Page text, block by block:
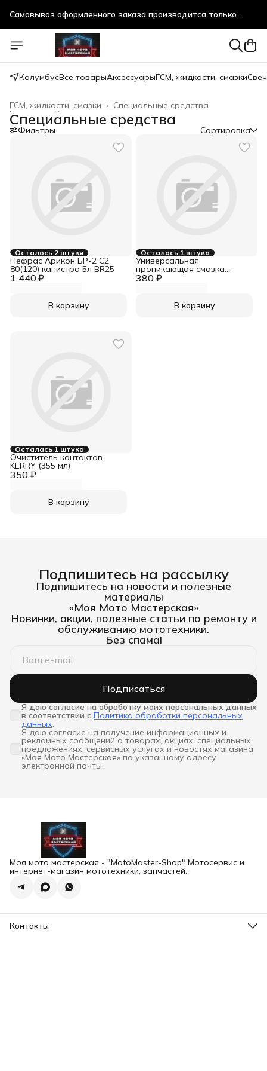
Самовывоз оформленного заказа производится только
Самовывоз оформленного заказа производится только
после предварительного согласования!
КолумбусВсе товарыАксессуарыГСМ, жидкости, смазки
Специальные средства
ГСМ, жидкости, смазки ›
Все товары
Главная
Специальные средства
Фильтры Сортировка
Осталось 2 штуки
1 440 ₽
Нефрас Арикон БР-2 С2
80(120) канистра 5л BR25
В корзину
Осталась 1 штука
380 ₽
Универсальная
проникающая смазка
TOTACHI MULTI-USE
В корзину
Осталась 1 штука
350 ₽
Очиститель контактов
KERRY (355 мл)
В корзину
Подпишитесь на рассылку
Подпишитесь на новости и полезные
материалы
«Моя Мото Мастерская»
Новинки, акции, полезные статьи по ремонту и
обслуживанию мототехники.
Без спама!
Подписаться
Я даю согласие на обработку моих персональных данных
в соответствии с Политика обработки персональных
данных.
Я даю согласие на получение информационных и
рекламных сообщений о товарах, акциях, специальных
предложениях, сервисных услугах и новостях магазина
«Моя Мото Мастерская» по указанному адресу
электронной почты.
Моя мото мастерская - "MotoMaster-Shop" Мотосервис и
интернет-магазин мототехники, запчастей.
Контакты